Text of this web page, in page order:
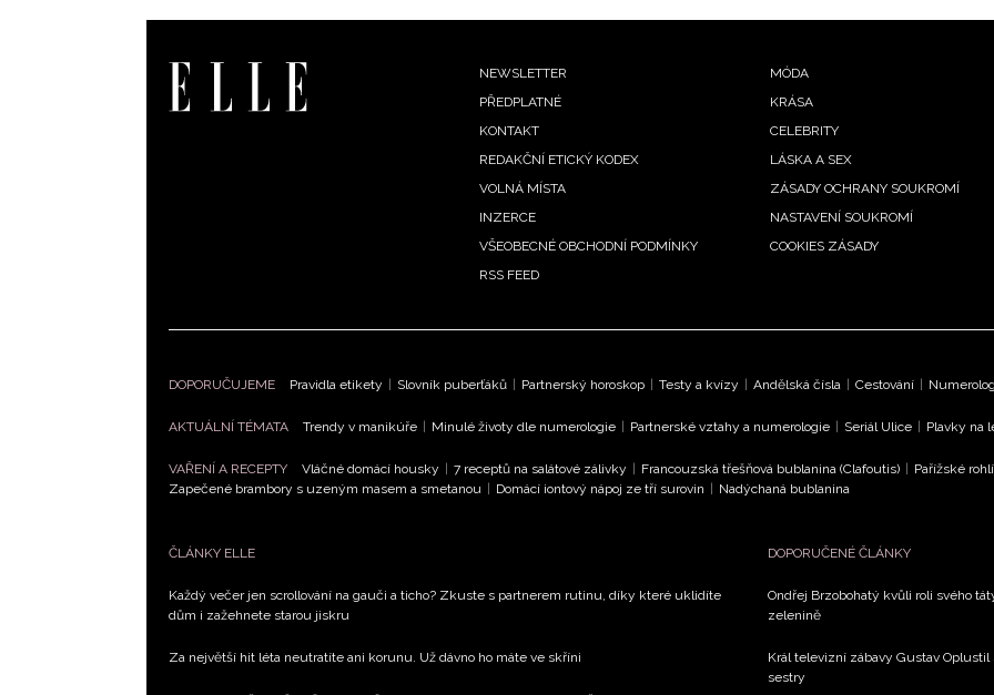
Footer
menu
NEWSLETTER
PŘEDPLATNÉ
KONTAKT
REDAKČNÍ ETICKÝ KODEX
VOLNÁ MÍSTA
INZERCE
VŠEOBECNÉ OBCHODNÍ PODMÍNKY
RSS FEED
MÓDA
KRÁSA
CELEBRITY
LÁSKA A SEX
ZÁSADY OCHRANY SOUKROMÍ
NASTAVENÍ SOUKROMÍ
COOKIES ZÁSADY
DOPORUČUJEME Pravidla etikety | Slovník puberťáků | Partnerský horoskop | Testy a kvízy | Andělská čísla | Cestování |
AKTUÁLNÍ TÉMATA Trendy v manikúře | Minulé životy dle numerologie | Partnerské vztahy a numerologie | Seriál Ulice | Plavky na
VAŘENÍ A RECEPTY Vláčné domácí housky | 7 receptů na salátové zálivky | Francouzská třešňová bublanina (Clafoutis) | Pařížské
Zapečené brambory s uzeným masem a smetanou | Domácí iontový nápoj ze tří surovin | Nadýchaná bublanina
ČLÁNKY ELLE
Každý večer jen scrollování na gauči a ticho? Zkuste s partnerem rutinu, díky které uklidíte
dům i zažehnete starou jiskru
Za největší hit léta neutratíte ani korunu. Už dávno ho máte ve skříni
DOPORUČENÉ ČLÁNKY
Ondřej Brzobohatý kvůli roli svého
zelenině
Král televizní zábavy Gustav
sestry